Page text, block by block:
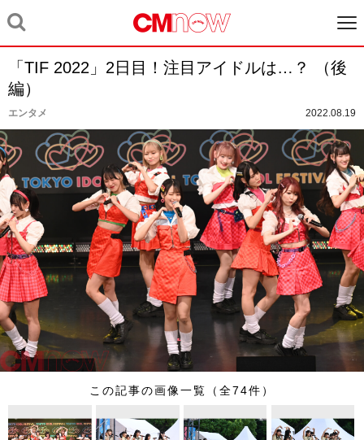
「TIF 2022」2日目！注目アイドルは…？ （後
編）
エンタメ 2022.08.19
この記事の画像一覧（全74件）